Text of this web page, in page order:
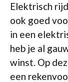
Elektrisch
ook goed
in een
heb je al
winst. Op
een